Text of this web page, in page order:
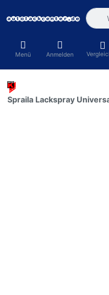
Menü Anmelden
Spraila Lackspray